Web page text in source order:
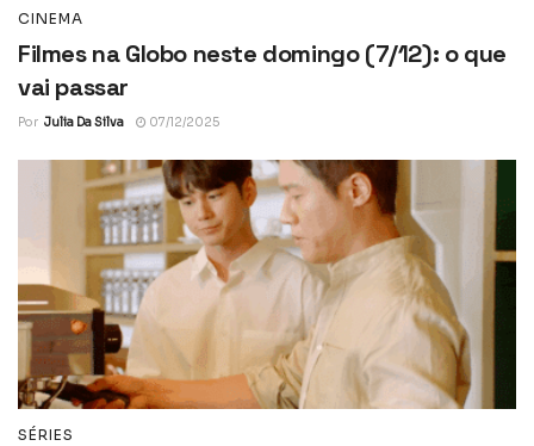
CINEMA
Filmes na Globo neste domingo (7/12): o que
vai passar
Por Julia Da Silva 07/12/2025
SÉRIES